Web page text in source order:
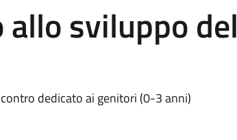
sviluppo del
dedicato ai genitori (0-3 anni)